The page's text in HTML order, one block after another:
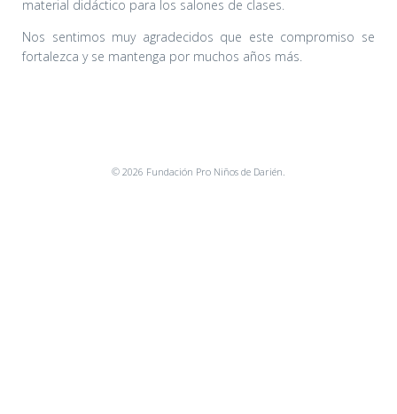
material didáctico para los salones de clases.
Nos sentimos muy agradecidos que este compromiso se
fortalezca y se mantenga por muchos años más.
© 2026 Fundación Pro Niños de Darién.